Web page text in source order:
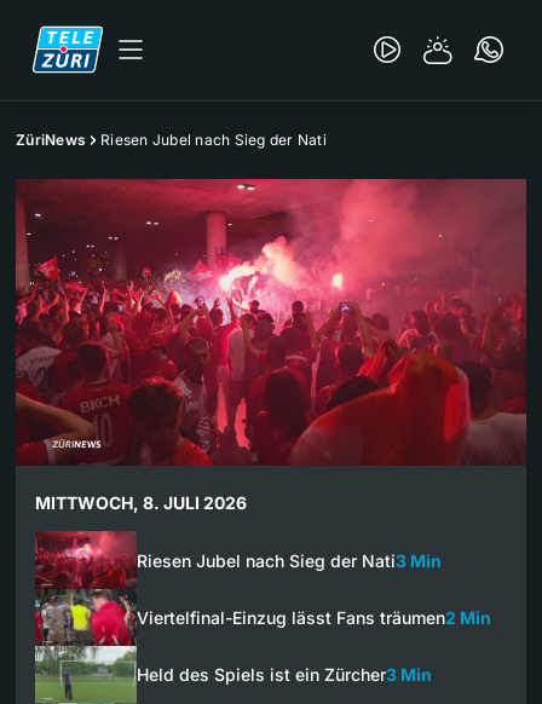
ZüriNews Riesen Jubel nach Sieg der Nati
MITTWOCH, 8. JULI 2026
Riesen Jubel nach Sieg der Nati3 Min
Viertelfinal-Einzug lässt Fans träumen2 Min
Held des Spiels ist ein Zürcher3 Min